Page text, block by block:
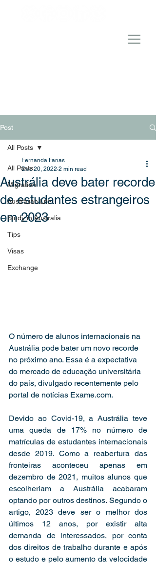
Post
All Posts
Migration
Australian Life
Study in Australia
Tips
Visas
Exchange
All Posts
Austrália deve bater recorde
de estudantes estrangeiros
em 2023
Fernanda Farias
Dec 20, 2022 2 min read
O número de alunos internacionais na
Austrália pode bater um novo recorde
no próximo ano. Essa é a expectativa
do mercado de educação universitária
do país, divulgado recentemente pelo
portal de notícias Exame.com.
Devido ao Covid-19, a Austrália teve
uma queda de 17% no número de
matrículas de estudantes internacionais
desde 2019. Como a reabertura das
fronteiras aconteceu apenas em
dezembro de 2021, muitos alunos que
escolheriam a Austrália acabaram
optando por outros destinos. Segundo o
artigo, 2023 deve ser o melhor dos
últimos 12 anos, por existir alta
demanda de interessados, por conta
dos direitos de trabalho durante e após
o estudo e pelo aumento da velocidade